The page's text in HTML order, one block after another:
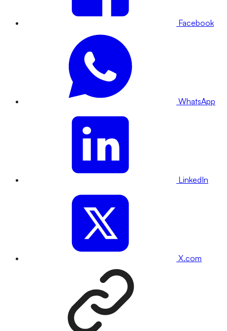
Facebook
WhatsApp
LinkedIn
X.com